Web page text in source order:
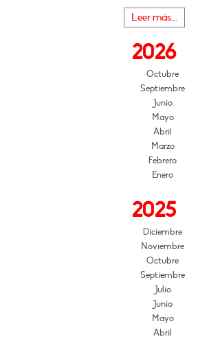
Leer más...
2026
Octubre
Septiembre
Junio
Mayo
Abril
Marzo
Febrero
Enero
2025
Diciembre
Noviembre
Octubre
Septiembre
Julio
Junio
Mayo
Abril